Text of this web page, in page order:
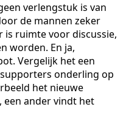
verlengstuk is van
de mannen zeker
is ruimte voor discussie,
worden. En ja,
Vergelijk het een
onderling op
het nieuwe
een ander vindt het